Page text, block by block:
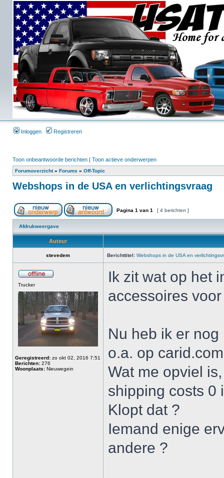
Inloggen Registreren
Toon onbeantwoorde berichten | Toon actieve onderwerpen
Forumoverzicht» Forums » Off-Topic
Webshops in de USA en verlichtingsvraag
Pagina 1 van 1 [ 4 berichten ]
Afdrukweergave
Auteur
stevedem Berichttitel: Webshops in de USA en
Trucker
Geregistreerd: zo okt 02, 2016 7:51
Berichten: 276
Woonplaats: Nieuwegein
Ik zit wat op het
accessoires
Nu heb ik er
o.a. op
Wat me opviel
shipping costs 0
Klopt dat ?
Iemand enige
andere ?